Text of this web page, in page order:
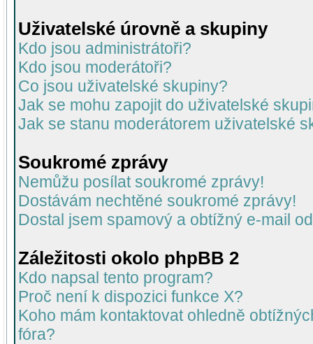
Uživatelské úrovně a skupiny
Kdo jsou administrátoři?
Kdo jsou moderátoři?
Co jsou uživatelské skupiny?
Jak se mohu zapojit do uživatelské
Jak se stanu moderátorem uživatelské
Soukromé zprávy
Nemůžu posílat soukromé zprávy!
Dostávám nechtěné soukromé zprávy!
Dostal jsem spamový a obtížný e-mail
Záležitosti okolo phpBB 2
Kdo napsal tento program?
Proč není k dispozici funkce X?
Koho mám kontaktovat ohledně
fóra?